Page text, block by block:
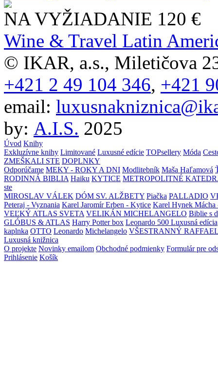
NA VYŽIADANIE 120 €
Wine & Travel Latin
© IKAR, a.s., Miletičova
+421 2 49 104 346, +421
email:
by: A.I.S. 2025
Úvod Knihy
Exkluzívne knihy Limitované Luxusné edície TOPsellery Móda
ZMEŠKALI STE DOPLNKY
Odporúčame MEKY - ROKY A DNI Modlitebník Maša Haľamová
RODINNÁ BIBLIA Haiku KYTICE METROPOLITNÉ
ste
MIROSLAV VÁLEK DÓM SV. ALŽBETY Piačka PALLADIO
Peteraj - Vyznania Karel Jaromír Erben - Kytice Karel Hynek Mácha
VEĽKÝ ATLAS SVETA VELIKÁN MICHELANGELO Biblie s
GLÓBUS & ATLAS Harry Potter box Leonardo 500 Luxusná edícia
kaplnka OTTO Leonardo Michelangelo VŠESTRANNÝ
Luxusná knižnica
O projekte Novinky emailom Obchodné podmienky Formulár pre
Prihlásenie Košík